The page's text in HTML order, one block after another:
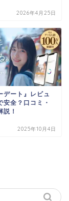
2026年4月25日
デート』レビュ
安全？口コミ・
説！
2025年10月4日